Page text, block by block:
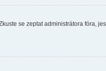
se zeptat administrátora fóra,